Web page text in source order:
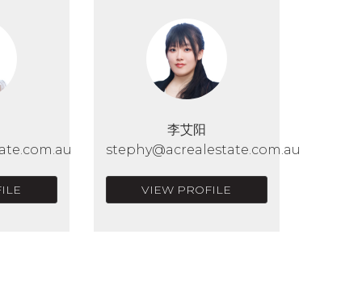
李艾阳
stephy@acrealestate.com.au
VIEW PROFILE